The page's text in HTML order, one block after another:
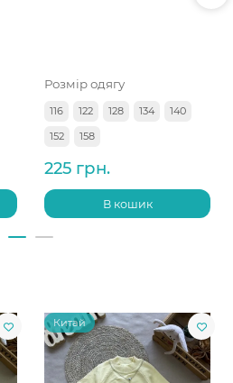
Розмір одягу
116 122 128 134
140
152
158
225 грн.
В кошик
Китай